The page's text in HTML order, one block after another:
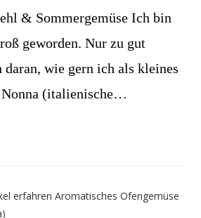
& Sommergemüse Ich bin
geworden. Nur zu gut
wie gern ich als kleines
(italienische…